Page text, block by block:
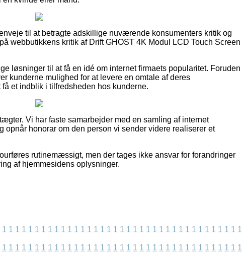
til at betragte adskillige nuværende konsumenters kritik og
webbutikkens kritik af Drift GHOST 4K Modul LCD Touch Screen
løsninger til at få en idé om internet firmaets popularitet. Foruden
kunderne mulighed for at levere en omtale af deres
et indblik i tilfredsheden hos kunderne.
Vi har faste samarbejder med en samling af internet
opnår honorar om den person vi sender videre realiserer et
rutinemæssigt, men der tages ikke ansvar for forandringer
af hjemmesidens oplysninger.
1 1 1 1 1 1 1 1 1 1 1 1 1 1 1 1 1 1 1 1 1 1 1 1 1 1 1 1 1 1 1 1 1 1 1 1 1
1 1 1 1 1 1 1 1 1 1 1 1 1 1 1 1 1 1 1 1 1 1 1 1 1 1 1 1 1 1 1 1 1 1 1 1 1